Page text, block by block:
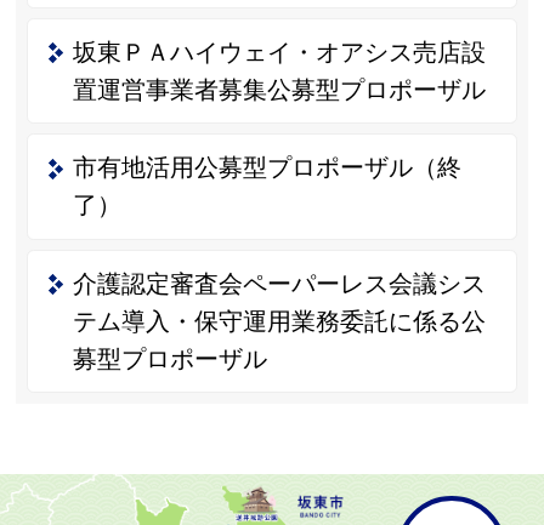
坂東ＰＡハイウェイ・オアシス売店設
置運営事業者募集公募型プロポーザル
市有地活用公募型プロポーザル（終
了）
介護認定審査会ペーパーレス会議シス
テム導入・保守運用業務委託に係る公
募型プロポーザル